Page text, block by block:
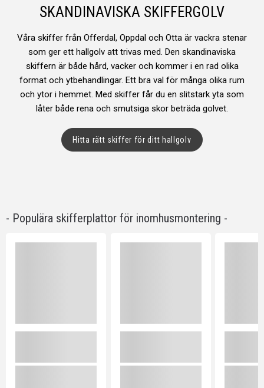
SKANDINAVISKA SKIFFERGOLV
Våra skiffer från Offerdal, Oppdal och Otta är vackra stenar
som ger ett hallgolv att trivas med. Den skandinaviska
skiffern är både hård, vacker och kommer i en rad olika
format och ytbehandlingar. Ett bra val för många olika rum
och ytor i hemmet. Med skiffer får du en slitstark yta som
låter både rena och smutsiga skor beträda golvet.
Hitta rätt skiffer för ditt hallgolv
- Populära skifferplattor för inomhusmontering -